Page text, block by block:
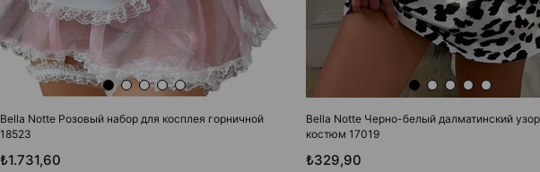
Bella Notte Розовый набор для косплея горничной
18523
₺1.731,60
Bella Notte Черно-белый далматинский
костюм 17019
₺329,90